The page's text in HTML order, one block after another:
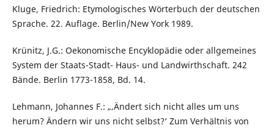
Kluge, Friedrich: Etymologisches Wörterbuch der deutschen
Sprache. 22. Auflage. Berlin/New York 1989.
Krünitz, J.G.: Oekonomische Encyklopädie oder allgemeines
System der Staats-Stadt- Haus- und Landwirthschaft. 242
Bände. Berlin 1773-1858, Bd. 14.
Lehmann, Johannes F.: „‚Ändert sich nicht alles um uns
herum? Ändern wir uns nicht selbst?‘ Zum Verhältnis von